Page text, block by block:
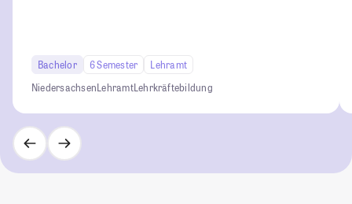
Bachelor 6 Semester
Lehramt
NiedersachsenLehramtLehrkräftebildung